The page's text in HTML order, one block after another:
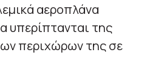
αεροπλάνα
υπερίπτανται της
περιχώρων της σε